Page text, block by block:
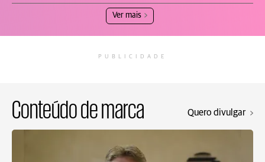
Ver mais
PUBLICIDADE
Conteúdo de marca Quero divulgar